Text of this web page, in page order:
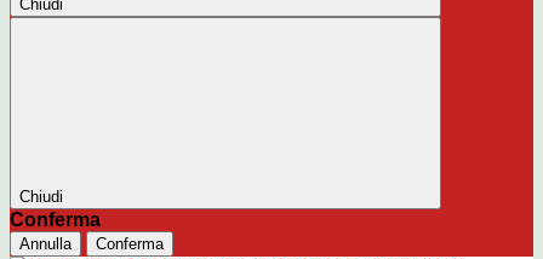
Chiudi
Chiudi
Conferma
Annulla Conferma